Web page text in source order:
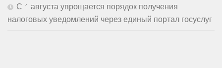
С 1 августа упрощается порядок получения
налоговых уведомлений через единый портал госуслуг